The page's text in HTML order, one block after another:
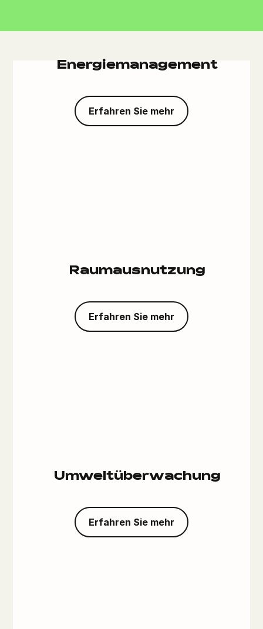
Energiemanagement
Erfahren Sie mehr
Raumausnutzung
Erfahren Sie mehr
Umweltüberwachung
Erfahren Sie mehr